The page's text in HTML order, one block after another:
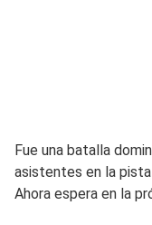
Fue una batalla
asistentes en la
Ahora espera en la